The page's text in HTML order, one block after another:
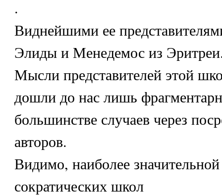
.
Виднейшими ее
Элиды и Менедемос из
Мысли представителей этой
дошли до нас лишь
большинстве случаев через
авторов.
Видимо, наиболее
сократических школ